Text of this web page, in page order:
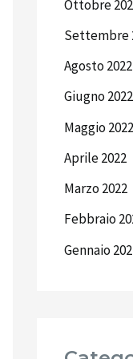
Ottobre
Settembre
Agosto 2022
Giugno 2022
Maggio 2022
Aprile 2022
Marzo 2022
Febbraio
Gennaio